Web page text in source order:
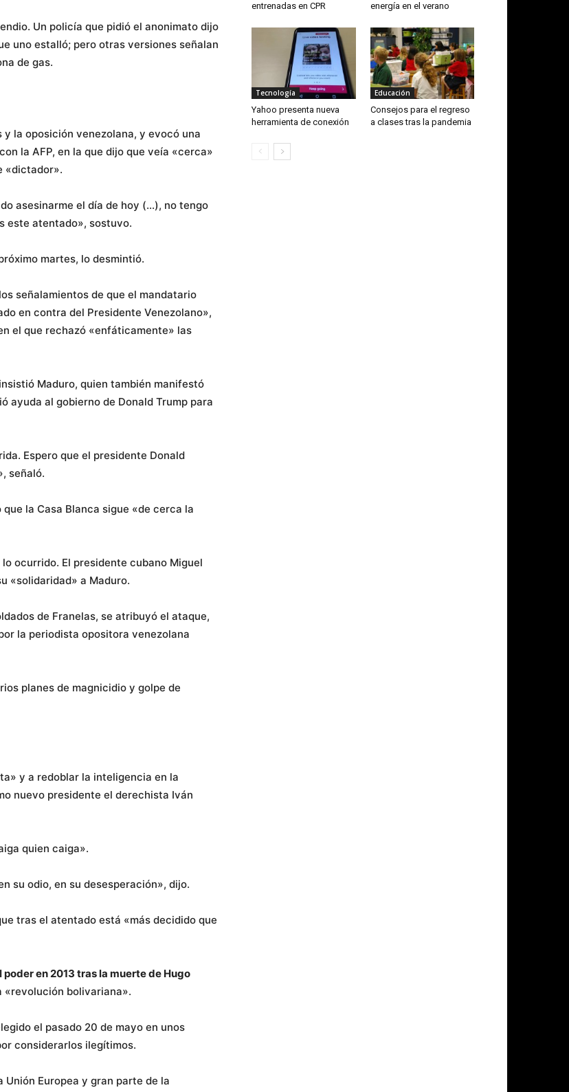
Un policía que pidió el anonimato dijo
uno estalló; pero otras versiones señalan
de gas.
la oposición venezolana, y evocó una
la AFP, en la que dijo que veía «cerca»
«dictador».
asesinarme el día de hoy (…), no tengo
este atentado», sostuvo.
martes, lo desmintió.
señalamientos de que el mandatario
en contra del Presidente Venezolano»,
el que rechazó «enfáticamente» las
Maduro, quien también manifestó
ayuda al gobierno de Donald Trump para
Espero que el presidente Donald
señaló.
la Casa Blanca sigue «de cerca la
ocurrido. El presidente cubano Miguel
«solidaridad» a Maduro.
de Franelas, se atribuyó el ataque,
la periodista opositora venezolana
planes de magnicidio y golpe de
y a redoblar la inteligencia en la
nuevo presidente el derechista Iván
quien caiga».
su odio, en su desesperación», dijo.
tras el atentado está «más decidido que
en 2013 tras la muerte de Hugo
«revolución bolivariana».
el pasado 20 de mayo en unos
considerarlos ilegítimos.
Europea y gran parte de la
entrenadas en CPR
energía en el verano
Tecnología
Yahoo presenta nueva
herramienta de conexión
Educación
Consejos para el regreso
a clases tras la pandemia